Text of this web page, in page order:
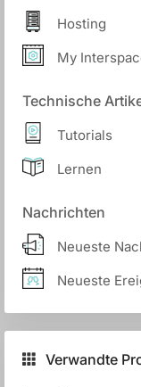
Hosting
My
Technische
Tutorials
Lernen
Nachrichten
Neueste
Neueste
Verwandte